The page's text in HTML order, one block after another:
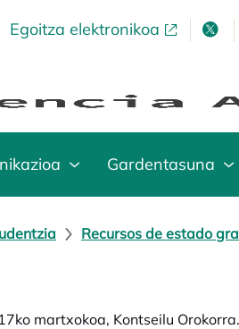
Egoitza elektronikoaopens in a new tab
Gardentasuna
Recursos de estado
martxokoa, Kontseilu Orokorra.